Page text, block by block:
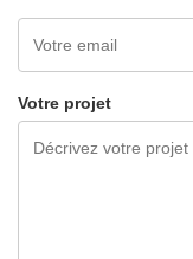
Votre projet